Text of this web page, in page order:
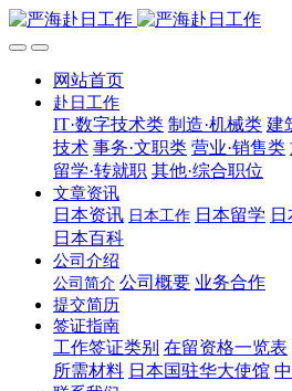
网站首页
赴日工作
IT·数字技术类 制造·机械类 建
技术 事务·文职类 营业·销售类
留学·转就职 其他·综合职位
文章资讯
日本资讯 日本工作 日本留学
日本百科
公司介绍
公司简介 公司概要 业务合作
提交简历
签证指南
工作签证类别 在留资格一览表
所需材料 日本国驻华大使馆